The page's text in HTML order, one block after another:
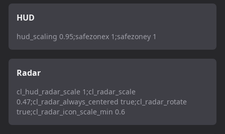
HUD
hud_scaling 0.95;safezonex 1;safezoney 1
Radar
cl_hud_radar_scale 1;cl_radar_scale
0.47;cl_radar_always_centered true;cl_radar_rotate
true;cl_radar_icon_scale_min 0.6